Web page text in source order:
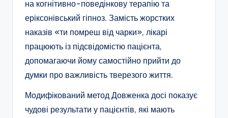
на когнітивно-поведінкову терапію та
еріксонівський гіпноз. Замість жорстких
наказів «ти помреш від чарки», лікарі
працюють із підсвідомістю пацієнта,
допомагаючи йому самостійно прийти до
думки про важливість тверезого життя.
Модифікований метод Довженка досі показує
чудові результати у пацієнтів, які мають